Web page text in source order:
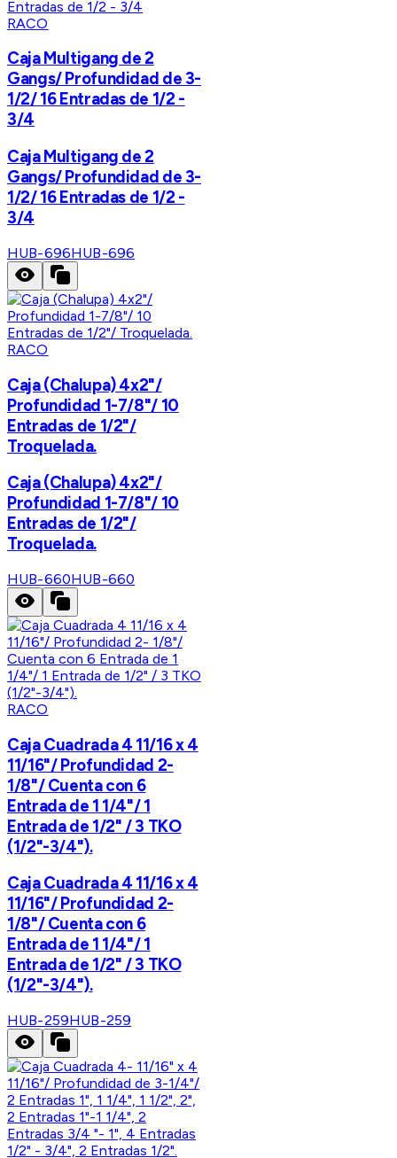
RACO
Caja Multigang de 2
Gangs/ Profundidad de 3-
1/2/ 16 Entradas de 1/2 -
3/4
Caja Multigang de 2
Gangs/ Profundidad de 3-
1/2/ 16 Entradas de 1/2 -
3/4
HUB-696HUB-696
RACO
Caja (Chalupa) 4x2"/
Profundidad 1-7/8"/ 10
Entradas de 1/2"/
Troquelada.
Caja (Chalupa) 4x2"/
Profundidad 1-7/8"/ 10
Entradas de 1/2"/
Troquelada.
HUB-660HUB-660
RACO
Caja Cuadrada 4 11/16 x 4
11/16"/ Profundidad 2-
1/8"/ Cuenta con 6
Entrada de 1 1/4"/ 1
Entrada de 1/2" / 3 TKO
(1/2"-3/4").
Caja Cuadrada 4 11/16 x 4
11/16"/ Profundidad 2-
1/8"/ Cuenta con 6
Entrada de 1 1/4"/ 1
Entrada de 1/2" / 3 TKO
(1/2"-3/4").
HUB-259HUB-259